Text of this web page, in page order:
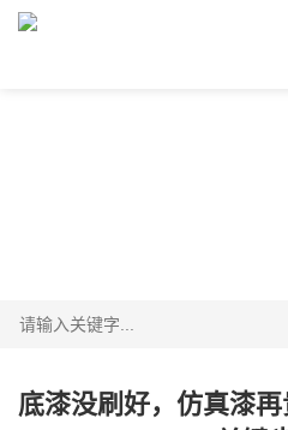
底漆没刷好，仿真漆